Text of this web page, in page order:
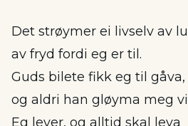
Det strøymer ei livselv av
av fryd fordi eg er til.
Guds bilete fikk eg til gåva,
og aldri han gløyma meg
Eg lever, og alltid skal leva